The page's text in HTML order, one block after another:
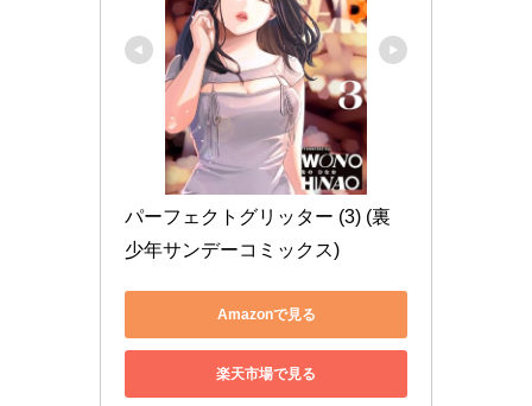
パーフェクトグリッター (3) (裏
少年サンデーコミックス)
Amazonで見る
楽天市場で見る